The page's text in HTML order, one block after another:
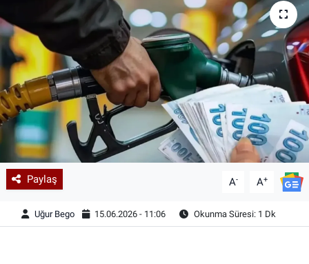
Paylaş A- A+
Uğur Bego 15.06.2026 - 11:06 Okunma Süresi: 1 Dk